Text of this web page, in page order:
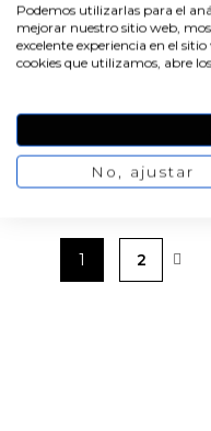
Colorante natural
betacaroteno
5,00 €
1 2
Podemos utilizarlas para el
mejorar nuestro sitio web,
excelente experiencia en el
cookies que utilizamos, abre
No, ajustar